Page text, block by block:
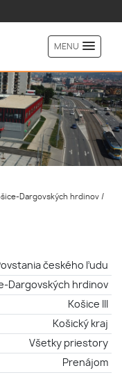
MENU
Dargovských hrdinov /
českého ľudu
Dargovských hrdinov
Košice III
Košický kraj
Všetky priestory
Prenájom